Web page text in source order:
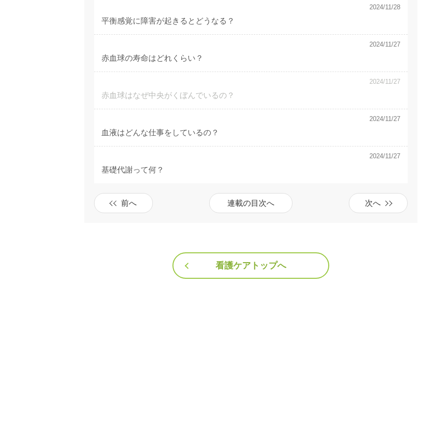
2024/11/28
平衡感覚に障害が起きるとどうなる？
2024/11/27
赤血球の寿命はどれくらい？
2024/11/27
赤血球はなぜ中央がくぼんでいるの？
2024/11/27
血液はどんな仕事をしているの？
2024/11/27
基礎代謝って何？
前へ 連載の目次へ 次へ
看護ケアトップへ